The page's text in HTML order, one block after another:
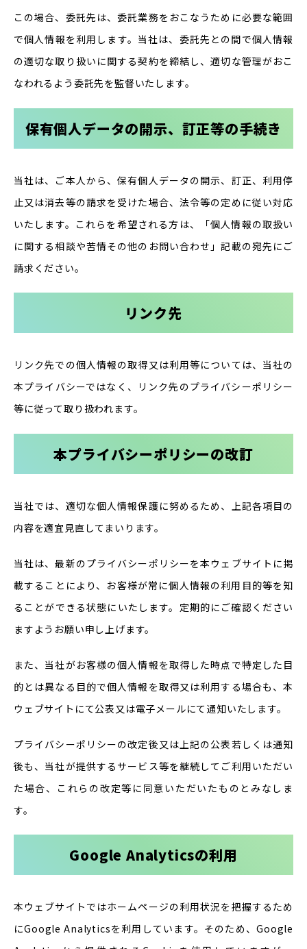
この場合、委託先は、委託業務をおこなうために必要な範囲
で個人情報を利用します。当社は、委託先との間で個人情報
の適切な取り扱いに関する契約を締結し、適切な管理がおこ
なわれるよう委託先を監督いたします。
保有個人データの開示、訂正等の手続き
当社は、ご本人から、保有個人データの開示、訂正、利用停
止又は消去等の請求を受けた場合、法令等の定めに従い対応
いたします。これらを希望される方は、「個人情報の取扱い
に関する相談や苦情その他のお問い合わせ」記載の宛先にご
請求ください。
リンク先
リンク先での個人情報の取得又は利用等については、当社の
本プライバシーではなく、リンク先のプライバシーポリシー
等に従って取り扱われます。
本プライバシーポリシーの改訂
当社では、適切な個人情報保護に努めるため、上記各項目の
内容を適宜見直してまいります。
当社は、最新のプライバシーポリシーを本ウェブサイトに掲
載することにより、お客様が常に個人情報の利用目的等を知
ることができる状態にいたします。定期的にご確認ください
ますようお願い申し上げます。
また、当社がお客様の個人情報を取得した時点で特定した目
的とは異なる目的で個人情報を取得又は利用する場合も、本
ウェブサイトにて公表又は電子メールにて通知いたします。
プライバシーポリシーの改定後又は上記の公表若しくは通知
後も、当社が提供するサービス等を継続してご利用いただい
た場合、これらの改定等に同意いただいたものとみなしま
す。
Google Analyticsの利用
本ウェブサイトではホームページの利用状況を把握するため
にGoogle Analyticsを利用しています。そのため、Google